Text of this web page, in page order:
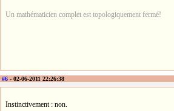
Un mathématicien complet est topologiquement fermé!
#6 - 02-06-2011 22:26:38
Instinctivement : non.